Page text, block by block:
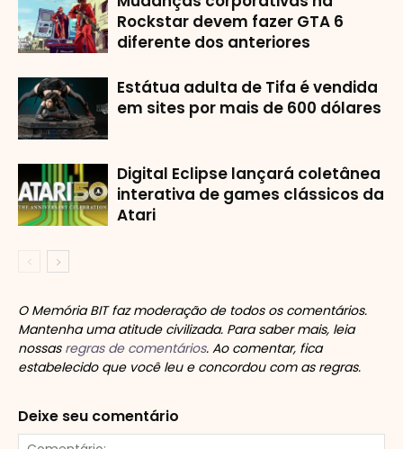
Rockstar devem fazer GTA 6
diferente dos anteriores
Estátua adulta de Tifa é vendida
em sites por mais de 600 dólares
Digital Eclipse lançará coletânea
interativa de games clássicos da
Atari
O Memória BIT faz moderação de todos os comentários.
Mantenha uma atitude civilizada. Para saber mais, leia
nossas regras de comentários. Ao comentar, fica
estabelecido que você leu e concordou com as regras.
Deixe seu comentário